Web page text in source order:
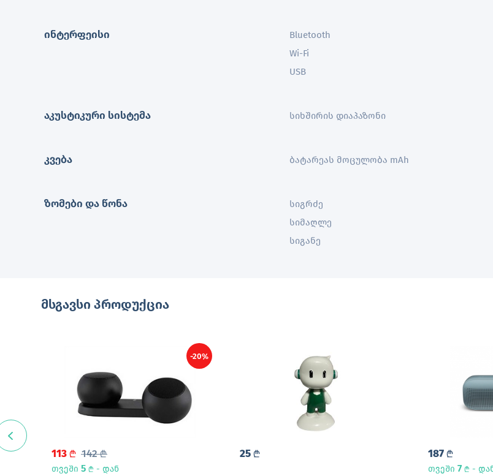
ინტერფეისი
Bluetooth
Wi-Fi
USB
აკუსტიკური სისტემა სიხშირის დიაპაზონი
კვება ბატარეას მოცულობა mAh
ზომები და წონა სიგრძე
სიმაღლე
სიგანე
მსგავსი პროდუქცია
-20%
113 L 142L
თვეში 5 L - დან
25 L 187 L
თვეში 7 L -